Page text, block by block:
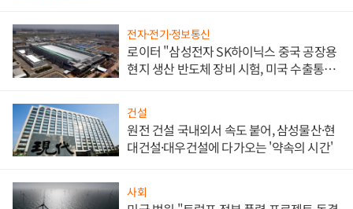
전자·전기·정보통신
로이터 "삼성전자 SK하이닉스 중국 공장용
현지 생산 반도체 장비 시험, 미국 수출통제
건설
원전 건설 국내외서 속도 붙어, 삼성물산·현
대건설·대우건설에 다가오는 '약속의 시간'
사회